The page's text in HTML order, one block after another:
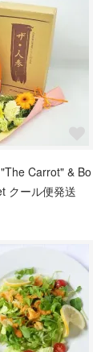
Carrot" & Bo
クール便発送